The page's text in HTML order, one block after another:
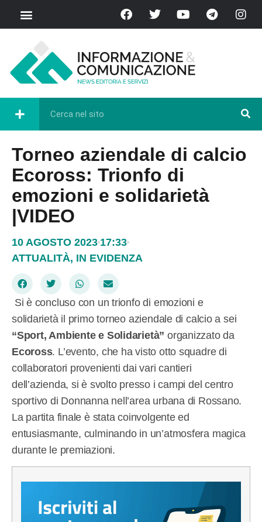
Torneo aziendale di calcio
Ecoross: Trionfo di
emozioni e solidarietà
|VIDEO
10 AGOSTO 2023 17:33
ATTUALITÀ, IN EVIDENZA
Si è concluso con un trionfo di emozioni e
solidarietà il primo torneo aziendale di calcio a sei
“Sport, Ambiente e Solidarietà” organizzato da
Ecoross. L’evento, che ha visto otto squadre di
collaboratori provenienti dai vari cantieri
dell’azienda, si è svolto presso i campi del centro
sportivo di Donnanna nell’area urbana di Rossano.
La partita finale è stata coinvolgente ed
entusiasmante, culminando in un’atmosfera magica
durante le premiazioni.